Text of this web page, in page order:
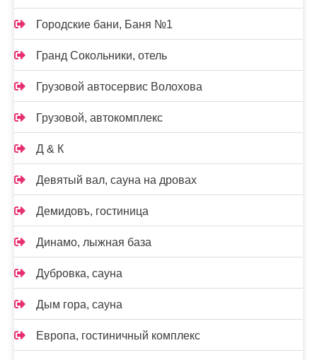
Городские бани, Баня №1
Гранд Сокольники, отель
Грузовой автосервис Волохова
Грузовой, автокомплекс
Д & К
Девятый вал, сауна на дровах
Демидовъ, гостиница
Динамо, лыжная база
Дубровка, сауна
Дым гора, сауна
Европа, гостиничный комплекс